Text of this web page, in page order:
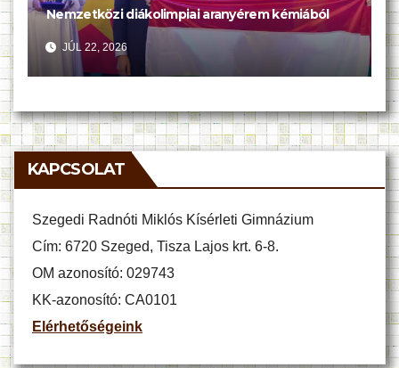
Nemzetközi diákolimpiai aranyérem kémiából
JÚL 22, 2026
KAPCSOLAT
Szegedi Radnóti Miklós Kísérleti Gimnázium
Cím: 6720 Szeged, Tisza Lajos krt. 6-8.
OM azonosító: 029743
KK-azonosító: CA0101
Elérhetőségeink